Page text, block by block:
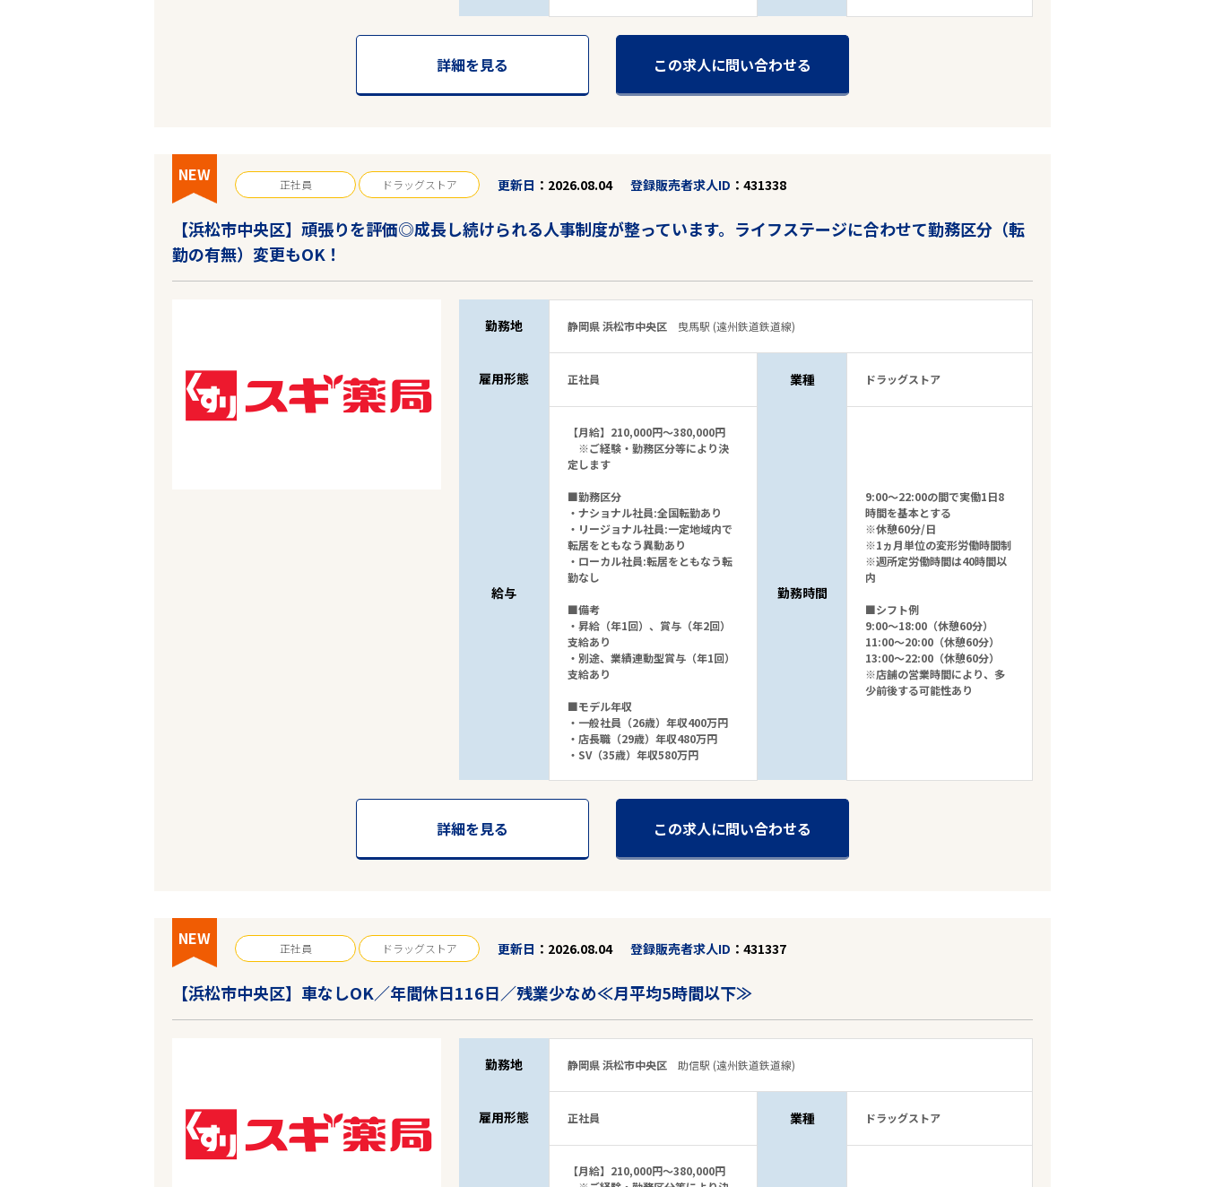
エリアで探す 駅から探す
遠州鉄道鉄道線
駅を選ぶ
20件
詳細を見る この求人に問い合わせる
NEW 正社員 ドラッグストア 更新日 2026.08.04 登録販売者求人ID 431338
【浜松市中央区】頑張りを評価◎成長し続けられる人事制度が整っています。ライフステージに合わせて勤務区分（転
勤の有無）変更もOK！
勤務地 静岡県 浜松市中央区 曳馬駅 (遠州鉄道鉄道線)
雇用形態 正社員 業種 ドラッグストア
給与
【月給】210,000円～380,000円
※ご経験・勤務区分等により決
定します
■勤務区分
・ナショナル社員:全国転勤あり
・リージョナル社員:一定地域内で
転居をともなう異動あり
・ローカル社員:転居をともなう転
勤なし
■備考
・昇給（年1回）、賞与（年2回）
支給あり
・別途、業績連動型賞与（年1回）
支給あり
■モデル年収
・一般社員（26歳）年収400万円
・店長職（29歳）年収480万円
・SV（35歳）年収580万円
勤務時間
9:00～22:00の間で実働1日8
時間を基本とする
※休憩60分/日
※1ヵ月単位の変形労働時間制
※週所定労働時間は40時間以
内
■シフト例
9:00～18:00（休憩60分）
11:00～20:00（休憩60分）
13:00～22:00（休憩60分）
※店舗の営業時間により、多
少前後する可能性あり
詳細を見る この求人に問い合わせる
NEW 正社員 ドラッグストア 更新日 2026.08.04 登録販売者求人ID 431337
【浜松市中央区】車なしOK／年間休日116日／残業少なめ≪月平均5時間以下≫
勤務地 静岡県 浜松市中央区 助信駅 (遠州鉄道鉄道線)
雇用形態 正社員 業種 ドラッグストア
【月給】210,000円～380,000円